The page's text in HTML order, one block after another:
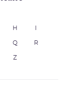
H
Q R
Z